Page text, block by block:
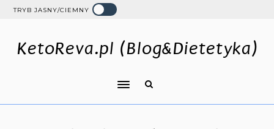
TRYB JASNY/CIEMNY
KetoReva.pl (Blog&Dietetyka)